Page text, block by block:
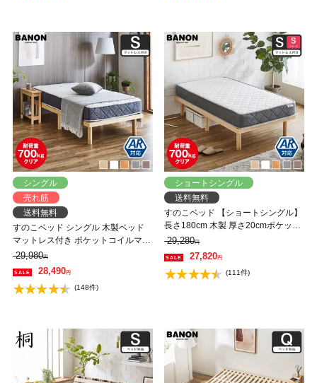
シングル
売れ筋
送料無料
すのこベッド シングル 木製ベッド
マットレス付き ポケットコイルマッ
トレス ふつう 組立簡単 ヘッドレス
一人暮らし 北欧 低ホルムアルデヒ
ド バノン【AR】
29,980円
28,490円
(148件)
ショートシングル
送料無料
すのこベッド 【ショートシングル】
長さ180cm 木製 厚さ20cmポケット
コイルマットレスセット 耐荷重
350kg 組立簡単 高さ4段階 低ホルム
アルデヒド バノン【AR】
29,280円
27,820円
(111件)